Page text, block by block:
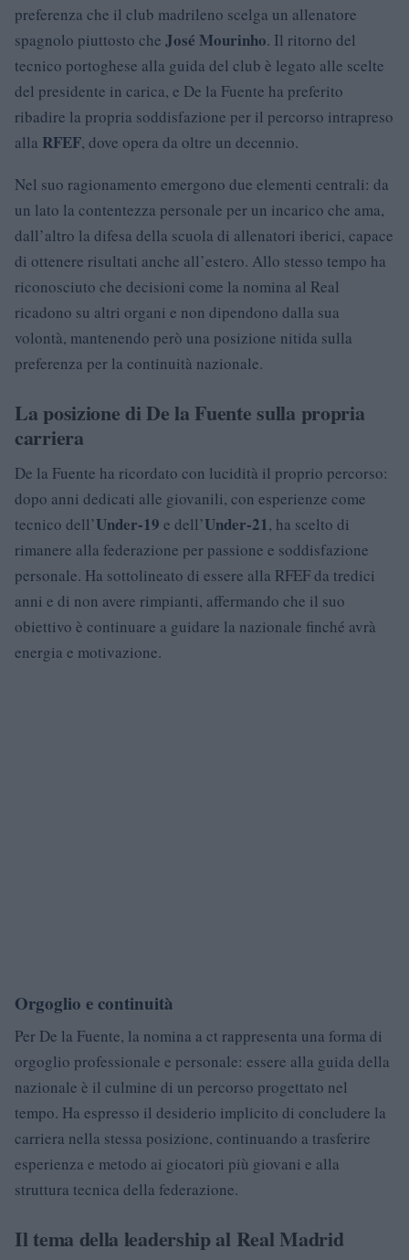
preferenza che il club madrileno scelga un allenatore
spagnolo piuttosto che José Mourinho. Il ritorno del
tecnico portoghese alla guida del club è legato alle scelte
del presidente in carica, e De la Fuente ha preferito
ribadire la propria soddisfazione per il percorso intrapreso
alla RFEF, dove opera da oltre un decennio.
Nel suo ragionamento emergono due elementi centrali: da
un lato la contentezza personale per un incarico che ama,
dall’altro la difesa della scuola di allenatori iberici, capace
di ottenere risultati anche all’estero. Allo stesso tempo ha
riconosciuto che decisioni come la nomina al Real
ricadono su altri organi e non dipendono dalla sua
volontà, mantenendo però una posizione nitida sulla
preferenza per la continuità nazionale.
La posizione di De la Fuente sulla propria
carriera
De la Fuente ha ricordato con lucidità il proprio percorso:
dopo anni dedicati alle giovanili, con esperienze come
tecnico dell’Under-19 e dell’Under-21, ha scelto di
rimanere alla federazione per passione e soddisfazione
personale. Ha sottolineato di essere alla RFEF da tredici
anni e di non avere rimpianti, affermando che il suo
obiettivo è continuare a guidare la nazionale finché avrà
energia e motivazione.
Orgoglio e continuità
Per De la Fuente, la nomina a ct rappresenta una forma di
orgoglio professionale e personale: essere alla guida della
nazionale è il culmine di un percorso progettato nel
tempo. Ha espresso il desiderio implicito di concludere la
carriera nella stessa posizione, continuando a trasferire
esperienza e metodo ai giocatori più giovani e alla
struttura tecnica della federazione.
Il tema della leadership al Real Madrid